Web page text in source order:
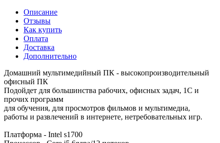
Описание
Отзывы
Как купить
Оплата
Доставка
Дополнительно
Домашний мультимедийный ПК - высокопроизводительный
офисный ПК
Подойдет для большинства рабочих, офисных задач, 1С и
прочих программ
для обучения, для просмотров фильмов и мультимедиа,
работы и развлечений в интернете, нетребовательных игр.
Платформа - Intel s1700